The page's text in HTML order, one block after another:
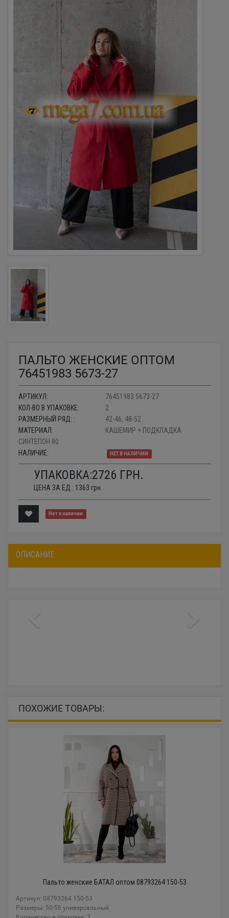
ПАЛЬТО ЖЕНСКИЕ ОПТОМ
76451983 5673-27
АРТИКУЛ:
76451983 5673-27
КОЛ-ВО В УПАКОВКЕ:
2
РАЗМЕРНЫЙ РЯД: :
42-46, 48-52
МАТЕРИАЛ:
КАШЕМИР + ПОДКЛАДКА
СИНТЕПОН 80
НАЛИЧИЕ:
НЕТ В НАЛИЧИИ
УПАКОВКА:2726 ГРН.
ЦЕНА ЗА ЕД.: 1363 грн.
Нет в наличии
ОПИСАНИЕ
ПОХОЖИЕ ТОВАРЫ:
Пальто женские БАТАЛ оптом 08793264 150-53
Артикул: 08793264 150-53
Размеры: 50-56 универсальный